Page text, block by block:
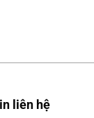
liên hệ